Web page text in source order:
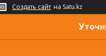
Создать сайт на Satu.kz